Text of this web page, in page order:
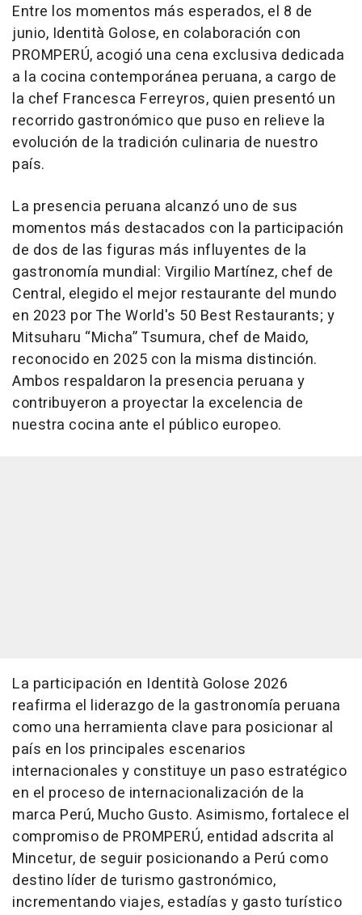
Entre los momentos más esperados, el 8 de
junio, Identità Golose, en colaboración con
PROMPERÚ, acogió una cena exclusiva dedicada
a la cocina contemporánea peruana, a cargo de
la chef Francesca Ferreyros, quien presentó un
recorrido gastronómico que puso en relieve la
evolución de la tradición culinaria de nuestro
país.
La presencia peruana alcanzó uno de sus
momentos más destacados con la participación
de dos de las figuras más influyentes de la
gastronomía mundial: Virgilio Martínez, chef de
Central, elegido el mejor restaurante del mundo
en 2023 por The World's 50 Best Restaurants; y
Mitsuharu “Micha” Tsumura, chef de Maido,
reconocido en 2025 con la misma distinción.
Ambos respaldaron la presencia peruana y
contribuyeron a proyectar la excelencia de
nuestra cocina ante el público europeo.
La participación en Identità Golose 2026
reafirma el liderazgo de la gastronomía peruana
como una herramienta clave para posicionar al
país en los principales escenarios
internacionales y constituye un paso estratégico
en el proceso de internacionalización de la
marca Perú, Mucho Gusto. Asimismo, fortalece el
compromiso de PROMPERÚ, entidad adscrita al
Mincetur, de seguir posicionando a Perú como
destino líder de turismo gastronómico,
incrementando viajes, estadías y gasto turístico